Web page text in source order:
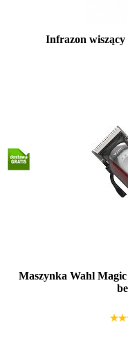
Infrazon
Maszynka Wahl